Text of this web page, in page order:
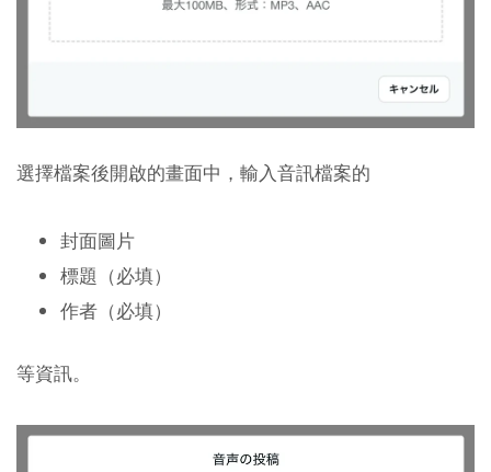
選擇檔案後開啟的畫面中，輸入音訊檔案的
封面圖片
標題（必填）
作者（必填）
等資訊。